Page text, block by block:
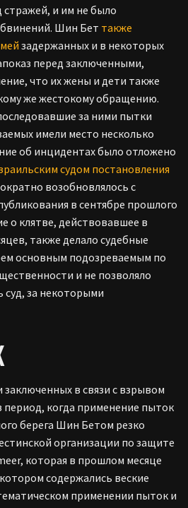
стражей, и им не было
Шин Бет также
задержанных и в некоторых
перед заключенными,
что их жены и дети также
же жестокому обращению.
за ними пытки
имели место несколько
об инцидентах было отложено
судом постановления
возобновлялось с
в сентябре прошлого
о клятве, действовавшее в
также делало судебные
основным подозреваемым по
и не позволяло
за некоторыми
в связи с взрывом
период, когда применение пыток
берега Шин Бетом резко
организации по защите
которая в прошлом месяце
содержались веские
применении пыток и